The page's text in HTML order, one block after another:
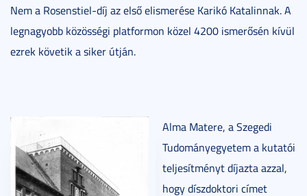
Nem a Rosenstiel-díj az első elismerése Karikó Katalinnak. A
legnagyobb közösségi platformon közel 4200 ismerősén kívül
ezrek követik a siker útján.
Alma Matere, a Szegedi
Tudományegyetem a kutatói
teljesítményt díjazta azzal,
hogy díszdoktori címet